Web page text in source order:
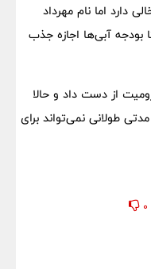
دارد اما نام مهرداد
آبی‌ها اجازه جذب
از دست داد و حالا
طولانی نمی‌تواند برای
0